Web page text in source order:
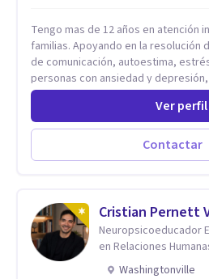
Tengo mas de 12 años en atención
familias. Apoyando en la
de comunicación, autoestima,
personas con ansiedad y
conducta y comportamiento.
Estableciendo metas a corto y
vida de cada uno tener su propia
Ver perfil
Contactar
Cristian Pernett
Neuropsicoeducador
en Relaciones
Washingtonville